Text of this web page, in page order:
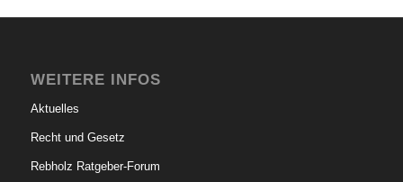
WEITERE INFOS
Aktuelles
Recht und Gesetz
Rebholz Ratgeber-Forum